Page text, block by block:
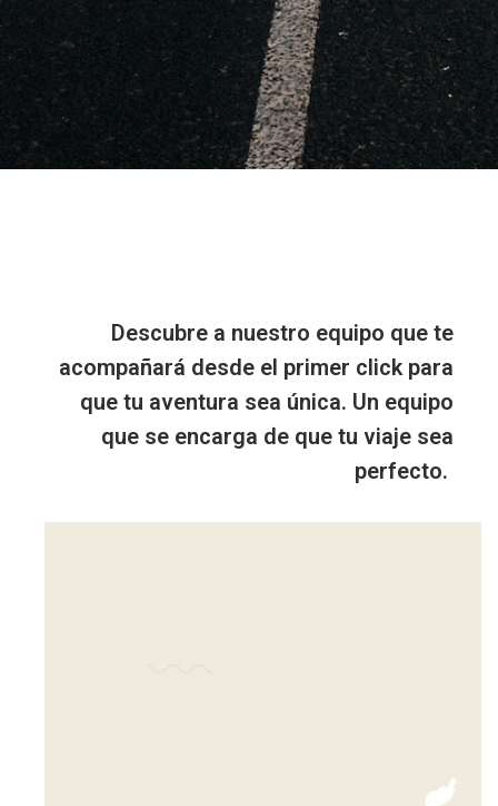
Descubre a nuestro equipo que te
acompañará desde el primer click para
que tu aventura sea única. Un equipo
que se encarga de que tu viaje sea
perfecto.